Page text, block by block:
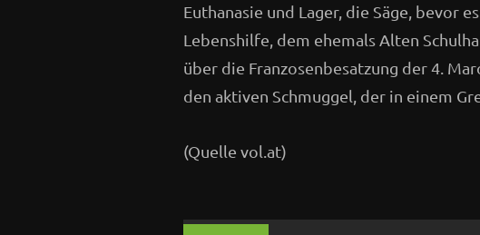
Euthanasie und Lager, die Säge, bevor
Lebenshilfe, dem ehemals Alten
über die Franzosenbesatzung der 4.
den aktiven Schmuggel, der in einem
(Quelle vol.at)